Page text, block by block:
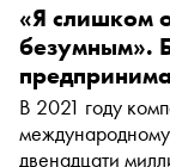
«Я слишком
безумным».
В 2021 году
двенадцати